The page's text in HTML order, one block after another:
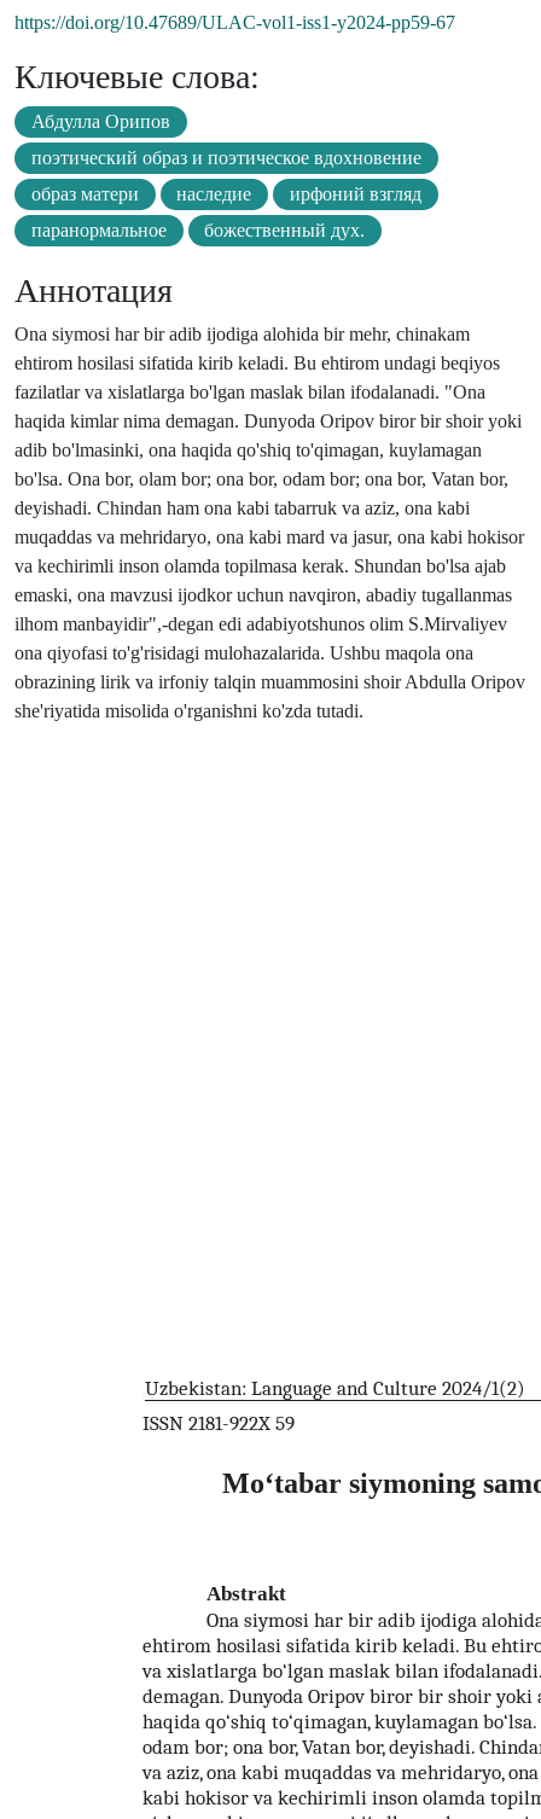
https://doi.org/10.47689/ULAC-vol1-iss1-y2024-pp59-67
Ключевые слова:
Абдулла Орипов
поэтический образ и поэтическое вдохновение
образ матери
наследие
ирфоний взгляд
паранормальное
божественный дух.
Аннотация
Ona siymosi har bir adib ijodiga alohida bir mehr, chinakam
ehtirom hosilasi sifatida kirib keladi. Bu ehtirom undagi beqiyos
fazilatlar va xislatlarga bo'lgan maslak bilan ifodalanadi. "Ona
haqida kimlar nima demagan. Dunyoda Oripov biror bir shoir yoki
adib bo'lmasinki, ona haqida qo'shiq to'qimagan, kuylamagan
bo'lsa. Ona bor, olam bor; ona bor, odam bor; ona bor, Vatan bor,
deyishadi. Chindan ham ona kabi tabarruk va aziz, ona kabi
muqaddas va mehridaryo, ona kabi mard va jasur, ona kabi hokisor
va kechirimli inson olamda topilmasa kerak. Shundan bo'lsa ajab
emaski, ona mavzusi ijodkor uchun navqiron, abadiy tugallanmas
ilhom manbayidir",-degan edi adabiyotshunos olim S.Mirvaliyev
ona qiyofasi to'g'risidagi mulohazalarida. Ushbu maqola ona
obrazining lirik va irfoniy talqin muammosini shoir Abdulla Oripov
she'riyatida misolida o'rganishni ko'zda tutadi.
Uzbekistan: Language and Culture 2024/1(2)
ISSN 2181-922X 59
Mo‘tabar siymoning
Abstrakt
Ona siymosi har bir adib ijodiga
ehtirom hosilasi sifatida kirib keladi. Bu
va xislatlarga bo‘lgan maslak bilan
demagan. Dunyoda Oripov biror bir shoir yoki
haqida qo‘shiq to‘qimagan, kuylamagan
odam bor; ona bor, Vatan bor, deyishadi.
va aziz, ona kabi muqaddas va mehridaryo,
kabi hokisor va kechirimli inson olamda